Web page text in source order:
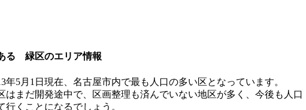
る 緑区のエリア情報
年5月1日現在、名古屋市内で最も人口の多い区となっています。
はまだ開発途中で、区画整理も済んでいない地区が多く、今後も人口
行くことになるでしょう。